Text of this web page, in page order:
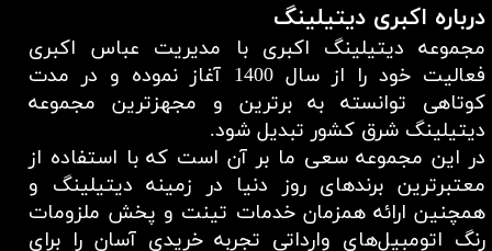
درباره اکبری دیتیلینگ
مجموعه دیتیلینگ اکبری با مدیریت عباس اکبری
فعالیت خود را از سال 1400 آغاز نموده و در مدت
کوتاهی توانسته به برترین و مجهزترین مجموعه
دیتیلینگ شرق کشور تبدیل شود.
در این مجموعه سعی ما بر آن است که با استفاده از
معتبر‌ترین برند‌های روز دنیا در زمینه دیتیلینگ و
همچنین ارائه همزمان خدمات تینت و پخش ملزومات
رنگ اتومبیل‌های وارداتی تجربه خریدی آسان را برای